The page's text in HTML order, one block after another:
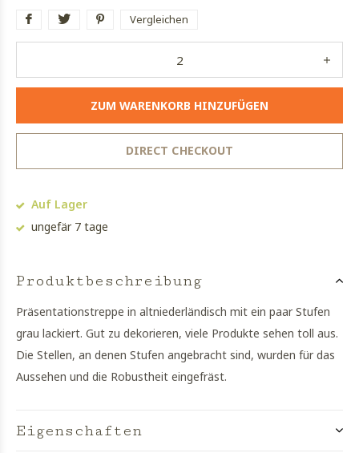
Vergleichen
ZUM WARENKORB HINZUFÜGEN
DIRECT CHECKOUT
Auf Lager
ungefär 7 tage
Produktbeschreibung
Präsentationstreppe in altniederländisch mit ein paar Stufen
grau lackiert. Gut zu dekorieren, viele Produkte sehen toll aus.
Die Stellen, an denen Stufen angebracht sind, wurden für das
Aussehen und die Robustheit eingefräst.
Eigenschaften